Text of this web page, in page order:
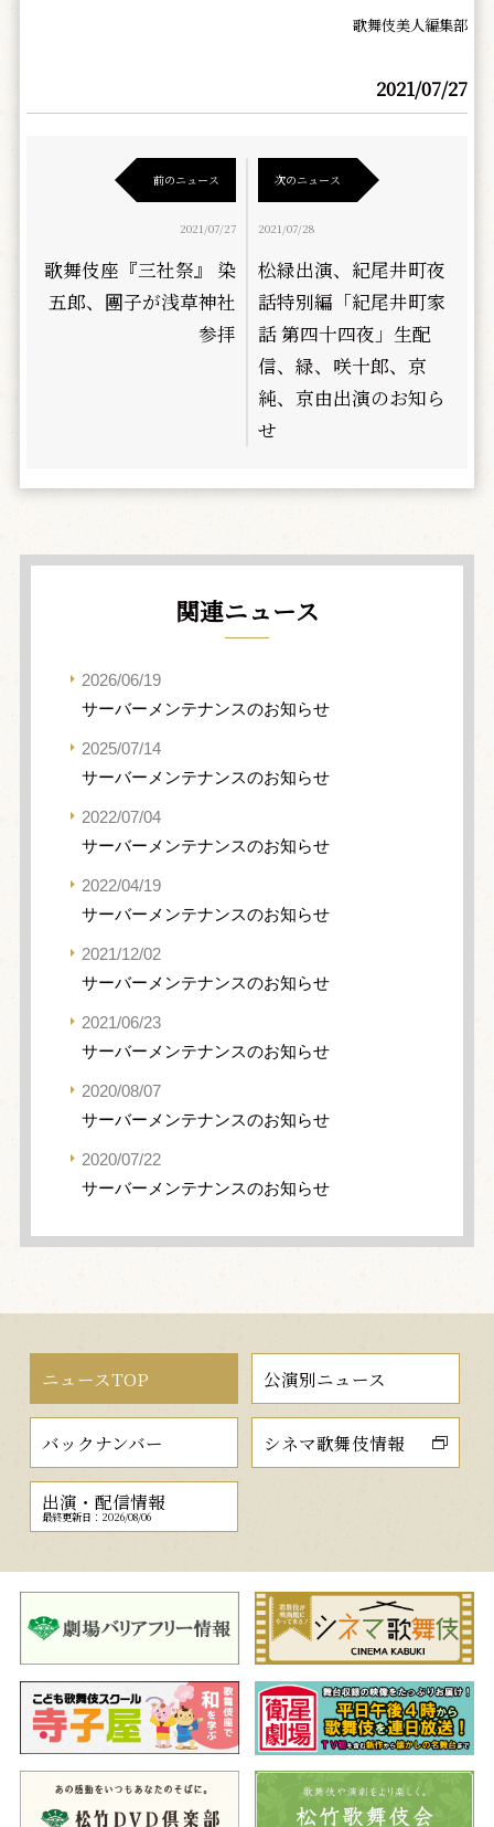
歌舞伎美人編集部
2021/07/27
前のニュース
2021/07/27
歌舞伎座『三社祭』 染
五郎、團子が浅草神社
参拝
次のニュース
2021/07/28
松緑出演、紀尾井町夜
話特別編「紀尾井町家
話 第四十四夜」生配
信、緑、咲十郎、京
純、京由出演のお知ら
せ
関連ニュース
2026/06/19
サーバーメンテナンスのお知らせ
2025/07/14
サーバーメンテナンスのお知らせ
2022/07/04
サーバーメンテナンスのお知らせ
2022/04/19
サーバーメンテナンスのお知らせ
2021/12/02
サーバーメンテナンスのお知らせ
2021/06/23
サーバーメンテナンスのお知らせ
2020/08/07
サーバーメンテナンスのお知らせ
2020/07/22
サーバーメンテナンスのお知らせ
ニュースTOP 公演別ニュース
バックナンバー シネマ歌舞伎情報
出演・配信情報
最終更新日：2026/08/06